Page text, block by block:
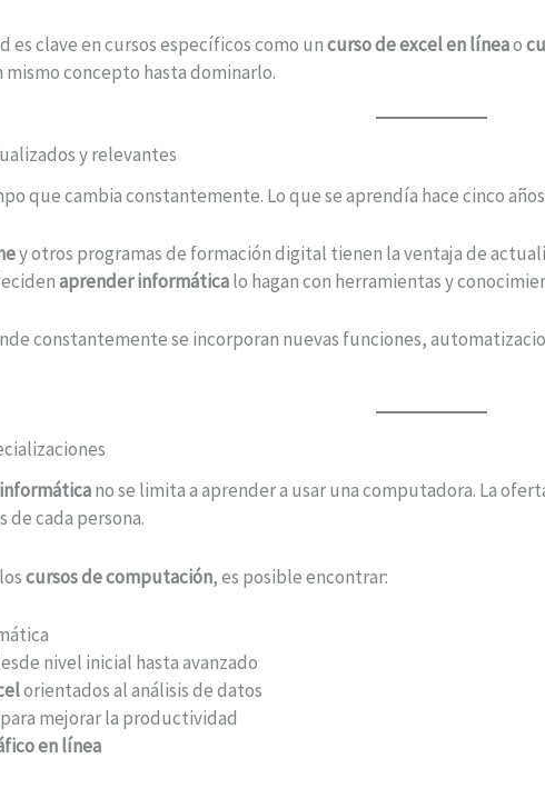
es clave en cursos específicos como uncurso de excel en líneao
mismo concepto hasta dominarlo.
y relevantes
que cambia constantemente. Lo que se aprendía hace cinco
y otros programas de formación digital tienen la ventaja de
aprender informáticalo hagan con herramientas y
constantemente se incorporan nuevas funciones,
no se limita a aprender a usar una computadora. La
de cada persona.
cursos de computación, es posible encontrar:
nivel inicial hasta avanzado
orientados al análisis de datos
para mejorar la productividad
en línea